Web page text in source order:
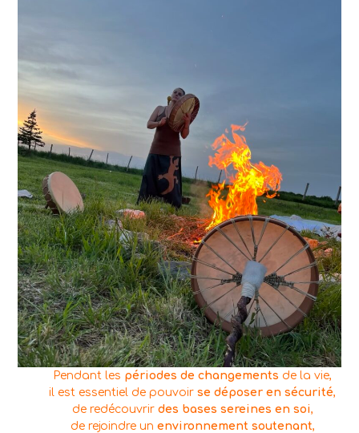
Pendant les périodes de changements de la vie,
il est essentiel de pouvoirse déposer en sécurité,
de redécouvrir des bases sereines en soi,
de rejoindre un environnement soutenant,